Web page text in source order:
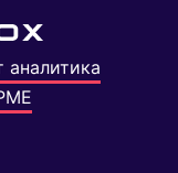
аналитика